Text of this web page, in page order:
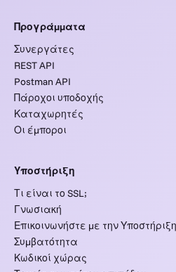
Προγράμματα
Συνεργάτες
REST API
Postman API
Πάροχοι υποδοχής
Καταχωρητές
Οι έμποροι
Υποστήριξη
Τι είναι το SSL;
Γνωσιακή
Επικοινωνήστε με την Υποστήριξη
Συμβατότητα
Κωδικοί χώρας